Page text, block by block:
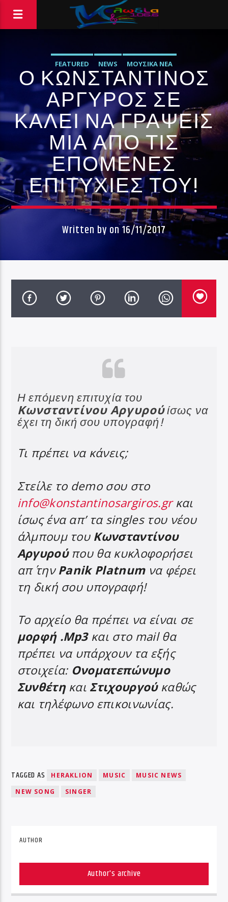
FEATURED NEWS ΜΟΥΣΙΚΆ ΝΈΑ
Ο ΚΩΝΣΤΑΝΤΊΝΟΣ
ΑΡΓΥΡΌΣ ΣΕ
ΚΑΛΕΊ ΝΑ ΓΡΆΨΕΙΣ
ΜΙΑ ΑΠΌ ΤΙΣ
ΕΠΌΜΕΝΕΣ
ΕΠΙΤΥΧΊΕΣ ΤΟΥ!
Written by on 16/11/2017
Η επόμενη επιτυχία του
Κωνσταντίνου Αργυρούίσως να
έχει τη δική σου υπογραφή!
Τι πρέπει να κάνεις;
Στείλε το demo σου στο
info@konstantinosargiros.grκαι
ίσως ένα απ’ τα singles του νέου
άλμπουμ του Κωνσταντίνου
Αργυρούπου θα κυκλοφορήσει
απ΄ τηνPanik Platnumνα φέρει
τη δική σου υπογραφή!
Το αρχείο θα πρέπει να είναι σε
μορφή .Mp3και στο mail θα
πρέπει να υπάρχουν τα εξής
στοιχεία: Ονοματεπώνυμο
Συνθέτηκαι Στιχουργούκαθώς
και τηλέφωνο επικοινωνίας.
TAGGED AS HERAKLION MUSIC
MUSIC NEWS
NEW SONG
SINGER
AUTHOR
Author's archive